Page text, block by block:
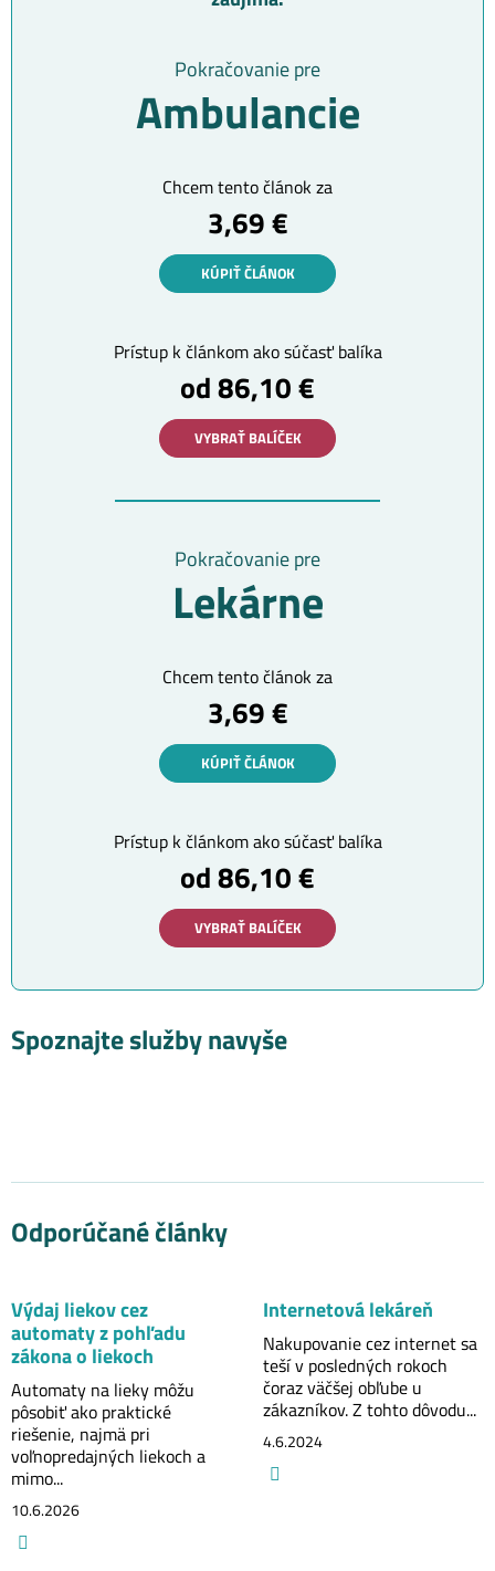
Pokračovanie pre
Ambulancie
Chcem tento článok za
3,69 €
KÚPIŤ ČLÁNOK
Prístup k článkom ako súčasť balíka
od 86,10 €
VYBRAŤ BALÍČEK
Pokračovanie pre
Lekárne
Chcem tento článok za
3,69 €
KÚPIŤ ČLÁNOK
Prístup k článkom ako súčasť balíka
od 86,10 €
VYBRAŤ BALÍČEK
Spoznajte služby navyše
Odporúčané články
Výdaj liekov cez
automaty z pohľadu
zákona o liekoch
Automaty na lieky môžu
pôsobiť ako praktické
riešenie, najmä pri
voľnopredajných liekoch a
mimo...
10.6.2026
Internetová lekáreň
Nakupovanie cez internet sa
teší v posledných rokoch
čoraz väčšej obľube u
zákazníkov. Z tohto dôvodu...
4.6.2024